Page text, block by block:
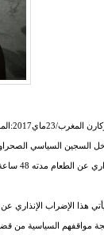
المغرب/23ماي2017:المرصد ميديا
عن الطعام مدته 48 ساعة بالسجن المحلي بوزكارن.
هذا الإضراب الإنذاري
مواقفهم السياسية من